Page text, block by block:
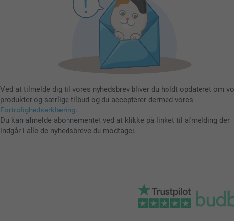
Ved at tilmelde dig til vores nyhedsbrev bliver du holdt opdateret om
produkter og særlige tilbud og du accepterer dermed vores
Fortrolighedserklæring.
Du kan afmelde abonnementet ved at klikke på linket til afmelding der
indgår i alle de nyhedsbreve du modtager.